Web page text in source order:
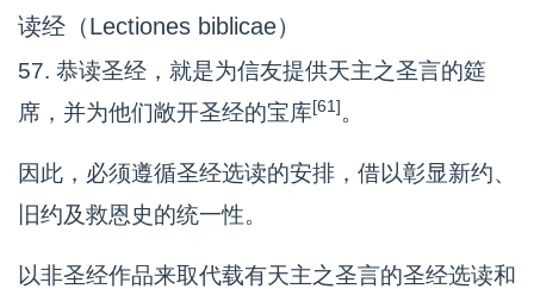
读经（Lectiones biblicae）
57. 恭读圣经，就是为信友提供天主之圣言的筵
席，并为他们敞开圣经的宝库[61]。
因此，必须遵循圣经选读的安排，借以彰显新约、
旧约及救恩史的统一性。
以非圣经作品来取代载有天主之圣言的圣经选读和